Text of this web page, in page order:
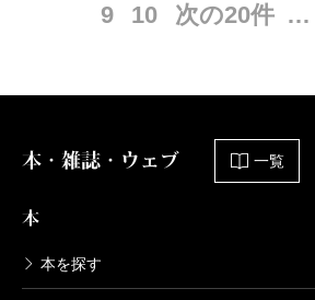
9
10 次の20件 …
本・雑誌・ウェブ 一覧
本
本を探す